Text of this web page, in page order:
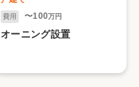
費用 〜100万円
オーニング設置